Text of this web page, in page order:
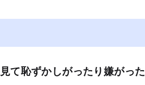
て恥ずかしがったり嫌がった